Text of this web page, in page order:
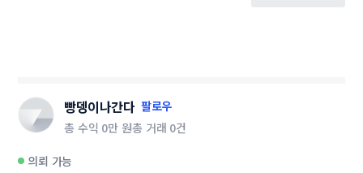
빵뎅이나간다 팔로우
총 수익 0만 원총 거래 0건
의뢰 가능